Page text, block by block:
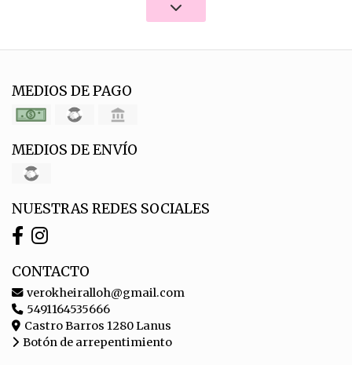
MEDIOS DE PAGO
MEDIOS DE ENVÍO
NUESTRAS REDES SOCIALES
CONTACTO
verokheiralloh@gmail.com
5491164535666
Castro Barros 1280 Lanus
Botón de arrepentimiento